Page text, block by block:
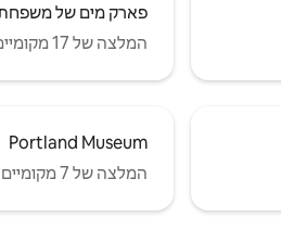
פארק מים של משפחת
המלצה של 17 מקומיים
Portland Museum
המלצה של 7 מקומיים